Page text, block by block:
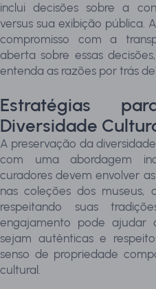
inclui decisões sobre a
versus sua exibição pública.
compromisso com a
aberta sobre essas
entenda as razões por trás
Estratégias
Diversidade
A preservação da
com uma abordagem
curadores devem envolver
nas coleções dos museus,
respeitando suas
engajamento pode ajudar
sejam autênticas e
senso de propriedade
cultural.